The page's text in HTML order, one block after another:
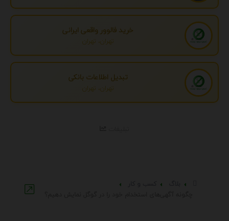
خرید فالوور واقعی ایرانی
تهران، تهران
تبدیل اطلاعات بانکی
تهران، تهران